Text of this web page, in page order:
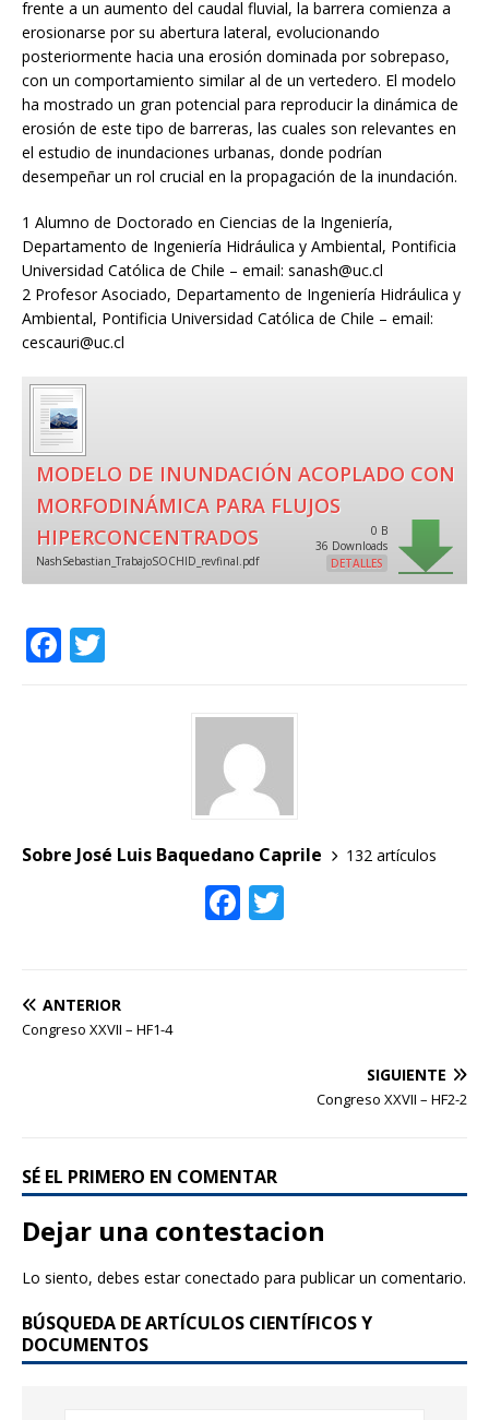
frente a un aumento del caudal fluvial, la barrera comienza a
erosionarse por su abertura lateral, evolucionando
posteriormente hacia una erosión dominada por sobrepaso,
con un comportamiento similar al de un vertedero. El modelo
ha mostrado un gran potencial para reproducir la dinámica de
erosión de este tipo de barreras, las cuales son relevantes en
el estudio de inundaciones urbanas, donde podrían
desempeñar un rol crucial en la propagación de la inundación.
1 Alumno de Doctorado en Ciencias de la Ingeniería,
Departamento de Ingeniería Hidráulica y Ambiental, Pontificia
Universidad Católica de Chile – email: sanash@uc.cl
2 Profesor Asociado, Departamento de Ingeniería Hidráulica y
Ambiental, Pontificia Universidad Católica de Chile – email:
cescauri@uc.cl
MODELO DE INUNDACIÓN ACOPLADO CON
MORFODINÁMICA PARA FLUJOS
HIPERCONCENTRADOS
NashSebastian_TrabajoSOCHID_revfinal.pdf
0 B
36 Downloads
DETALLES
F
o
Sobre José Luis Baquedano Caprile 132 artículos
F
ANTERIOR
Congreso XXVII – HF1-4
SIGUIENTE
Congreso XXVII – HF2-2
SÉ EL PRIMERO EN COMENTAR
Dejar una contestacion
Lo siento, debes estarconectado para publicar un comentario.
BÚSQUEDA DE ARTÍCULOS CIENTÍFICOS Y
DOCUMENTOS